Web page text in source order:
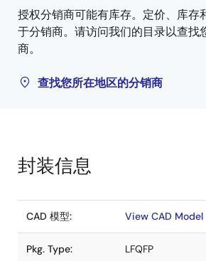
授权分销商可能有库存。定价、库存
于分销商。请访问我们的目录以查找
商。
查找您所在地区的分销商
封装信息
CAD 模型: View CAD Model
Pkg. Type: LFQFP